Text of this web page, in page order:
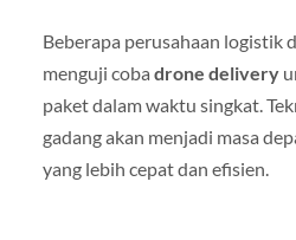
Beberapa perusahaan logistik
menguji coba drone delivery
paket dalam waktu singkat.
gadang akan menjadi masa
yang lebih cepat dan efisien.